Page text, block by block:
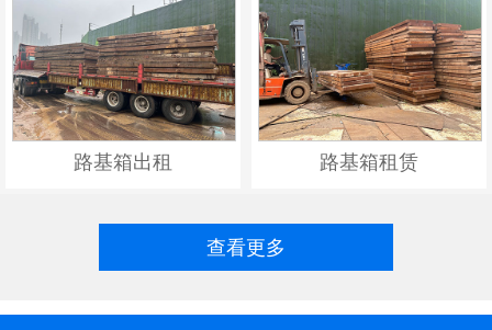
路基箱出租 路基箱租赁
查看更多